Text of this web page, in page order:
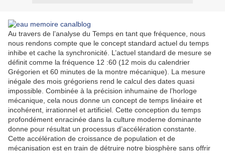
Au travers de l’analyse du Temps en tant que fréquence, nous
nous rendons compte que le concept standard actuel du temps
inhibe et cache la synchronicité. L’actuel standard de mesure se
définit comme la fréquence 12 :60 (12 mois du calendrier
Grégorien et 60 minutes de la montre mécanique). La mesure
inégale des mois grégoriens rend le calcul des dates quasi
impossible. Combinée à la précision inhumaine de l’horloge
mécanique, cela nous donne un concept de temps linéaire et
incohérent, irrationnel et artificiel. Cette conception du temps
profondément enracinée dans la culture moderne dominante
donne pour résultat un processus d’accélération constante.
Cette accélération de croissance de population et de
mécanisation est en train de détruire notre biosphère sans offrir